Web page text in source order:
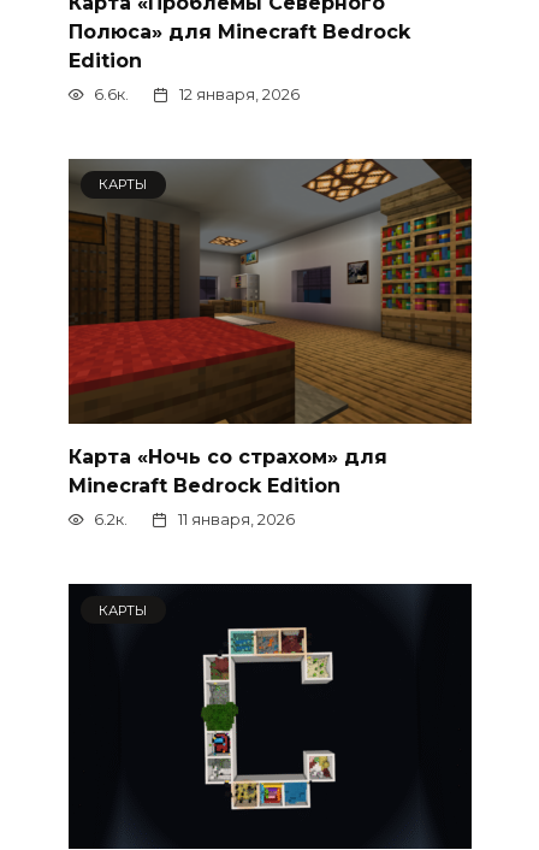
Полюса» для Minecraft Bedrock
Edition
6.6к. 12 января, 2026
КАРТЫ
Карта «Ночь со страхом» для
Minecraft Bedrock Edition
6.2к. 11 января, 2026
КАРТЫ